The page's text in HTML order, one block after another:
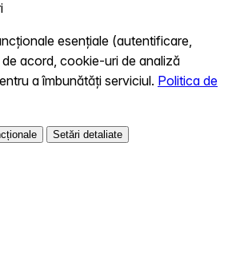
esențiale (autentificare,
acord, cookie-uri de analiză
a îmbunătăți serviciul. Politica de
Setări detaliate